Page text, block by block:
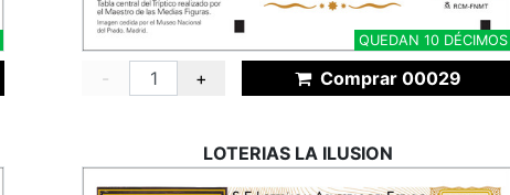
QUEDAN 10 DÉCIMOS
- + Comprar 00029
LOTERIAS LA ILUSION